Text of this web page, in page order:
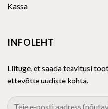
Kassa
INFOLEHT
Liituge, et saada teavitusi
ettevõtte uudiste kohta.